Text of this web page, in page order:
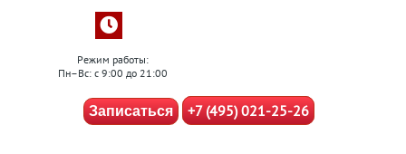
Режим работы:
Пн–Вс: с 9:00 до 21:00
Записаться +7 (495) 021-25-26